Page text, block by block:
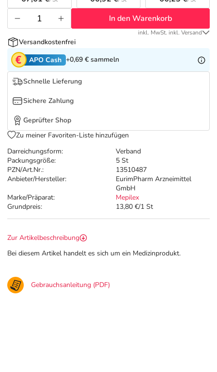
Tierapotheke
Vitamine & Mineralstoffe
Marken
Salus Deals
Darreichungsform:
Verband
Packungsgröße:
5 St
PZN/Art.Nr.:
13510487
Anbieter/Hersteller:
EurimPharm Arzneimittel
GmbH
Marke/Präparat:
Mepilex
Grundpreis:
13,80 €/1 St
In den Warenkorb
inkl. MwSt. inkl. Versand
Versandkostenfrei
APO Cash +0,69 € sammeln
Schnelle Lieferung
Sichere Zahlung
Geprüfter Shop
Zu meiner Favoriten-Liste hinzufügen
Zur Artikelbeschreibung
Bei diesem Artikel handelt es sich um ein Medizinprodukt.
Gebrauchsanleitung (PDF)